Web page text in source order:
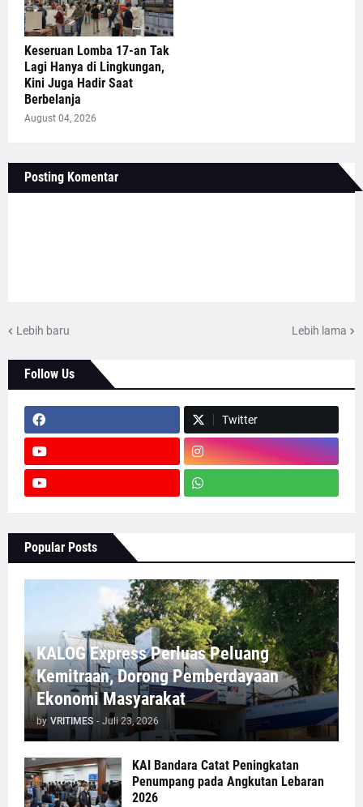
Keseruan Lomba 17-an Tak
Lagi Hanya di Lingkungan,
Kini Juga Hadir Saat
Berbelanja
August 04, 2026
Posting Komentar
Lebih baru Lebih lama
Follow Us
Twitter
Popular Posts
KALOG Express Perluas Peluang
Kemitraan, Dorong Pemberdayaan
Ekonomi Masyarakat
by VRITIMES - Juli 23, 2026
KAI Bandara Catat Peningkatan
Penumpang pada Angkutan Lebaran
2026